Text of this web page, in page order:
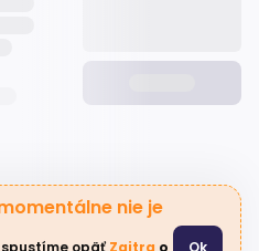
nie je
spustíme opäť Zajtra Ok